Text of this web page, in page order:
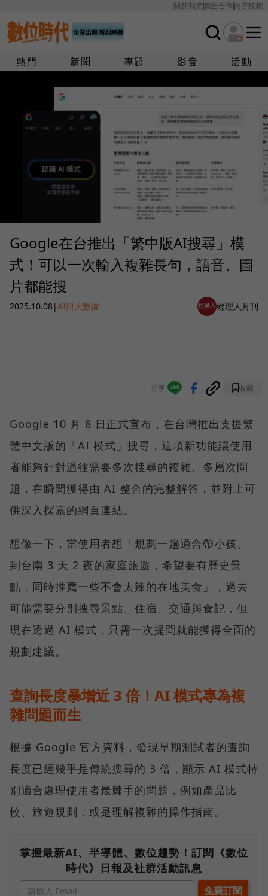
關於我們廣告合作內容授權
熱門 新聞 專題 影音 活動
Google在台推出「繁中版AI搜尋」模
式！可以一次輸入複雜長句，語音、圖
片都能搜
2025.10.08|AI與大數據 經理人月刊
分享 收藏
Google 10 月 8 日正式宣布，在台灣推出支援繁
體中文版的「AI 模式」搜尋，這項新功能讓使用
者能夠針對過往需要多次搜尋的複雜、多層次問
題，在瞬間獲得由 AI 整合的完整解答，並附上可
供深入探索的網頁連結。
想像一下，當使用者想「規劃一趟適合帶小孩、
到台南 3 天 2 夜的家庭旅遊，希望要有歷史景
點，同時推薦一些不會太辣的在地美食」，過去
可能需要分別搜尋景點、住宿、交通與食記，但
現在透過 AI 模式，只需一次提問就能獲得全面的
規劃建議。
查詢長度暴增近 3 倍！AI 模式專為複
雜問題而生
根據 Google 官方資料，發現早期測試者的查詢
長度已經幾乎是傳統搜尋的 3 倍，顯示 AI 模式特
別適合處理使用者最棘手的問題，例如產品比
較、旅遊規劃，或是理解複雜的操作指南。
掌握最新AI、半導體、數位趨勢！訂閱《數位
時代》日報及社群活動訊息